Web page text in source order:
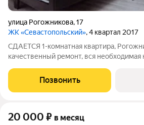
улица Рогожникова,17
ЖК «Севастопольский», 4 квартал 2017
СДАЕТСЯ 1-комнатная квартира,
качественный ремонт, вся необходимая
комфортного сна. Индивидуальное
стиральная машина, холодильник,
Позвонить
20 000 ₽ в месяц